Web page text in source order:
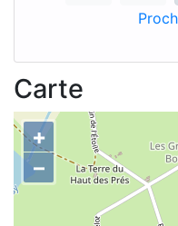
Carte
+
–